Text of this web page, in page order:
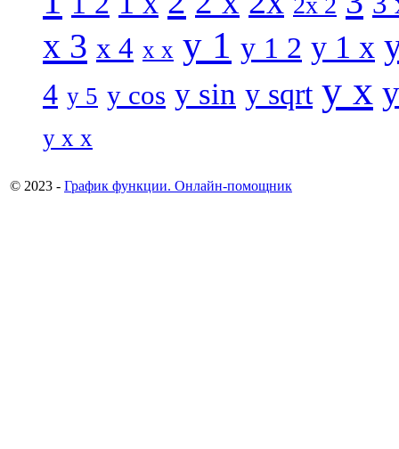
x 3 x 4 x x y 1 y 1 2 y 1 x
4 y 5 y cos y sin y sqrt y x
y x x
© 2023 - График функции. Онлайн-помощник